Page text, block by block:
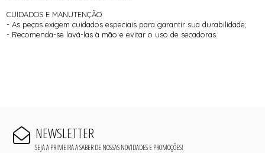
CUIDADOS E MANUTENÇÃO
- As peças exigem cuidados especiais para garantir sua durabilidade;
- Recomenda-se lavá-las à mão e evitar o uso de secadoras.
NEWSLETTER
SEJA A PRIMEIRA A SABER DE NOSSAS NOVIDADES E PROMOÇÕES!